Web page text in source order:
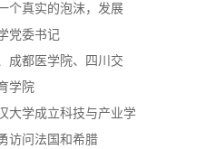
个真实的泡沫，发展
党委书记
成都医学院、四川交
学院
大学成立科技与产业学
访问法国和希腊